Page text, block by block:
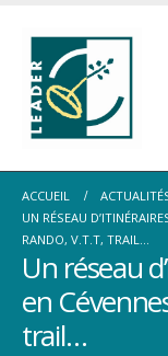
ACCUEIL
UN RÉSEAU
RANDO, V.T.T, TRAIL…
Un réseau
en
trail…